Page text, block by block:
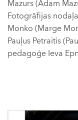
Mazurs (Adam
Fotogrāfijas
Monko (Marge
Pauļus Petraitis
pedagoģe Ieva